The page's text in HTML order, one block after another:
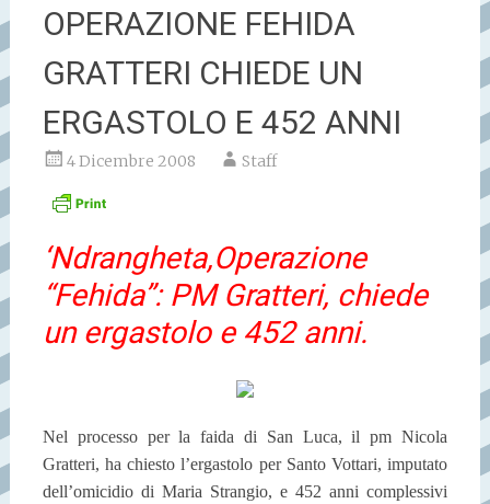
OPERAZIONE FEHIDA
GRATTERI CHIEDE UN
ERGASTOLO E 452 ANNI
4 Dicembre 2008 Staff
‘Ndrangheta,Operazione
“Fehida”: PM Gratteri, chiede
un ergastolo e 452 anni.
Nel processo per la faida di San Luca, il pm Nicola
Gratteri, ha chiesto l’ergastolo per Santo Vottari, imputato
dell’omicidio di Maria Strangio, e 452 anni complessivi